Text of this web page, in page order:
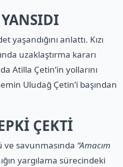
anlattı. Kızı
uzaklaştırma kararı
Atilla Çetin’in yollarını
Uludağ Çetin’i başından
ÇEKTİ
ve savunmasında “Amacım
yargılama sürecindeki